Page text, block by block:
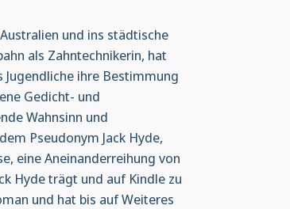
und ins städtische
als Zahntechnikerin, hat
ihre Bestimmung
Gedicht- und
Wahnsinn und
Pseudonym Jack Hyde,
eine Aneinanderreihung von
Hyde trägt und auf Kindle zu
und hat bis auf Weiteres